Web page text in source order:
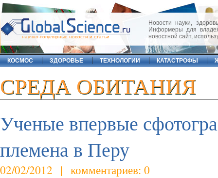
научно-популярные новости и статьи
Новости науки,
Информеры для
новостной сайт,
КОСМОС ЗДОРОВЬЕ ТЕХНОЛОГИИ КАТАСТРОФЫ
СРЕДА ОБИТАНИЯ
Ученые впервые
племена в Перу
02/02/2012 | комментариев: 0